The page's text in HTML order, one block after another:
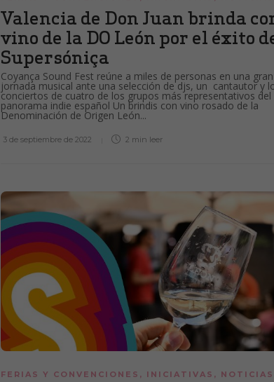
Valencia de Don Juan brinda
vino de la DO León por el éxito
Supersóniça
Coyança Sound Fest reúne a miles de personas en una gran
jornada musical ante una selección de djs, un cantautor y
conciertos de cuatro de los grupos más representativos del
panorama indie español Un brindis con vino rosado de la
Denominación de Origen León...
3 de septiembre de 2022 2 min leer
FERIAS Y CONVENCIONES , INICIATIVAS , NOTICIAS